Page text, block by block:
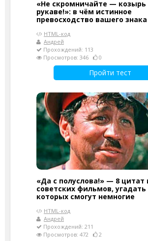
«Не скромничайте — козырь
рукаве!»: в чём истинное
превосходство вашего
HTML-код
Андрей
Прохождений: 113
Просмотров: 346
0
Пройти тест
«Да с полуслова!» — 8 цитат
советских фильмов, угадать
которых смогут немногие
HTML-код
Андрей
Прохождений: 211
Просмотров: 472
2